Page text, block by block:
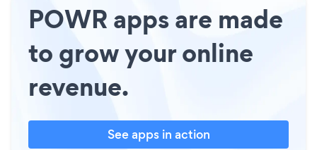
POWR apps are made
to grow your online
revenue.
See apps in action